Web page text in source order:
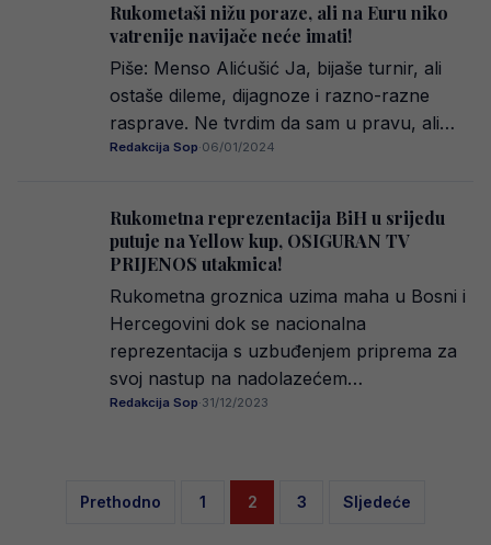
Rukometaši nižu poraze, ali na Euru niko
vatrenije navijače neće imati!
Piše: Menso Alićušić Ja, bijaše turnir, ali
ostaše dileme, dijagnoze i razno-razne
rasprave. Ne tvrdim da sam u pravu, ali…
Redakcija Sop·06/01/2024
Rukometna reprezentacija BiH u srijedu
putuje na Yellow kup, OSIGURAN TV
PRIJENOS utakmica!
Rukometna groznica uzima maha u Bosni i
Hercegovini dok se nacionalna
reprezentacija s uzbuđenjem priprema za
svoj nastup na nadolazećem…
Redakcija Sop·31/12/2023
Posts
Prethodno 1 2 3 Sljedeće